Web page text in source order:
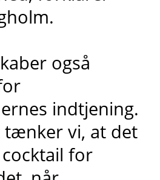
også
indtjening.
tænker vi, at det
for